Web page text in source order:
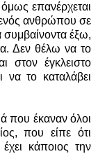
επανέρχεται
ανθρώπου σε
συμβαίνοντα έξω,
Δεν θέλω να το
στον έγκλειστο
το καταλάβει
που έκαναν όλοι
που είπε ότι
κάποιος την